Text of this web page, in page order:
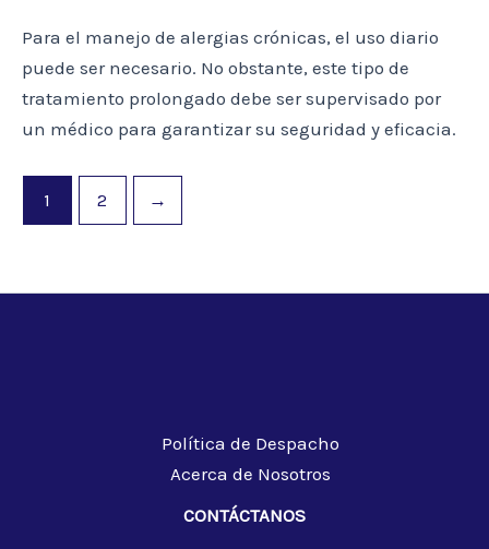
Para el manejo de alergias crónicas, el uso diario
puede ser necesario. No obstante, este tipo de
tratamiento prolongado debe ser supervisado por
un médico para garantizar su seguridad y eficacia.
1 2 →
Política de Despacho
Acerca de Nosotros
CONTÁCTANOS